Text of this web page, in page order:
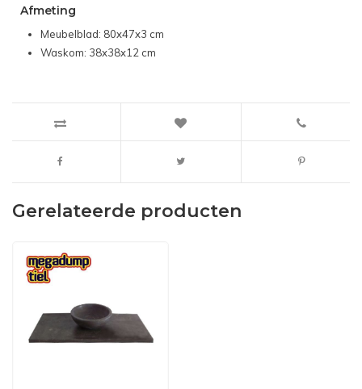
Afmeting
Meubelblad: 80x47x3 cm
Waskom: 38x38x12 cm
Gerelateerde producten